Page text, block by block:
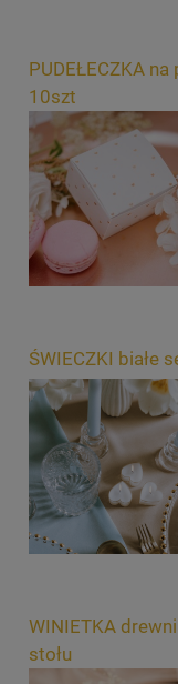
PUDEŁECZKA
10szt
ŚWIECZKI białe
WINIETKA
stołu